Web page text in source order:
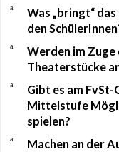
a
Was „bringt“
den
a
Werden im Zuge
Theaterstücke
a
Gibt es am FvSt-
Mittelstufe
spielen?
a
Machen an der